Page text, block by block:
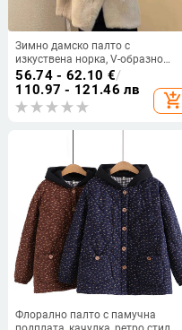
Зимно дамско палто с
изкуствена норка, V-образно
деколте, свободен силует, голям
размер
56.74 - 62.10 €/
110.97 - 121.46 лв
add_shopping_cart
Флорално палто с памучна